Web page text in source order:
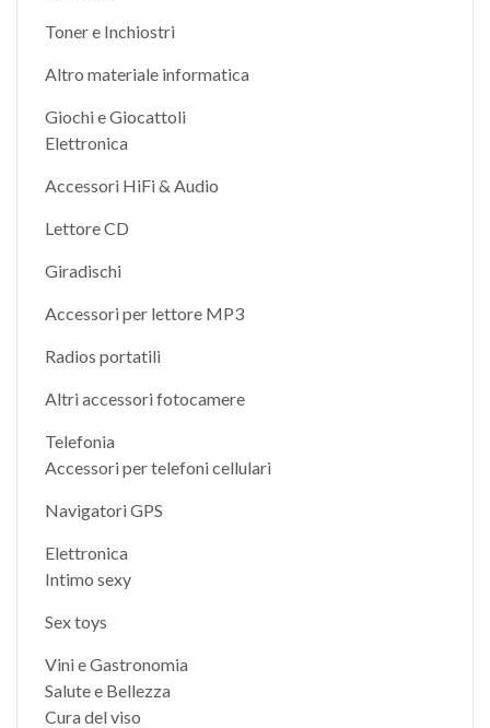
Toner e Inchiostri
Altro materiale informatica
Giochi e Giocattoli
Elettronica
Accessori HiFi & Audio
Lettore CD
Giradischi
Accessori per lettore MP3
Radios portatili
Altri accessori fotocamere
Telefonia
Accessori per telefoni cellulari
Navigatori GPS
Elettronica
Intimo sexy
Sex toys
Vini e Gastronomia
Salute e Bellezza
Cura del viso